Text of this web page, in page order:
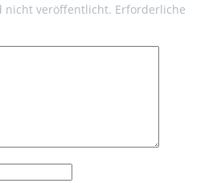
nicht veröffentlicht. Erforderliche